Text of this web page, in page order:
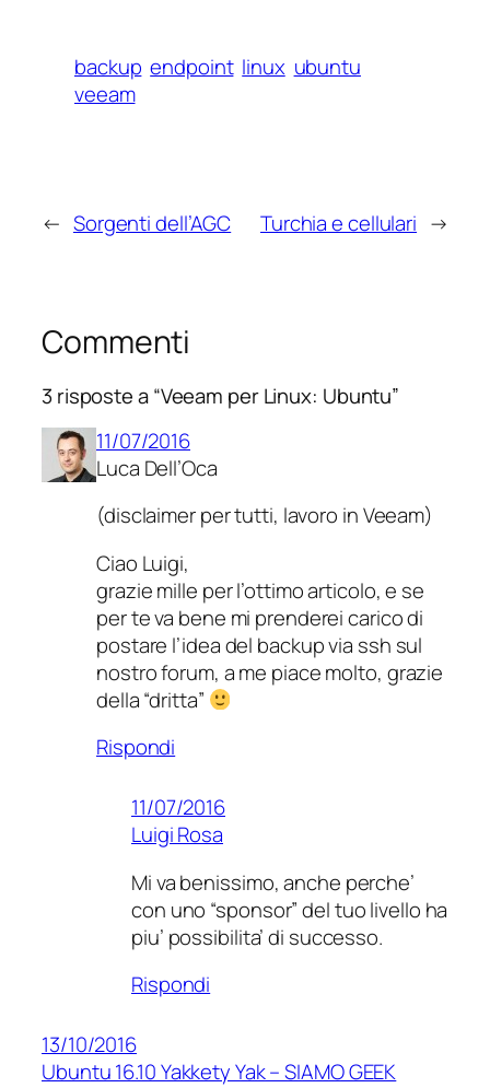
backup endpoint linux ubuntu
veeam
← Sorgenti dell’AGC Turchia e cellulari →
Commenti
3 risposte a “Veeam per Linux: Ubuntu”
11/07/2016
Luca Dell’Oca
(disclaimer per tutti, lavoro in Veeam)
Ciao Luigi,
grazie mille per l’ottimo articolo, e se
per te va bene mi prenderei carico di
postare l’idea del backup via ssh sul
nostro forum, a me piace molto, grazie
della “dritta”
Rispondi
11/07/2016
Luigi Rosa
Mi va benissimo, anche perche’
con uno “sponsor” del tuo livello ha
piu’ possibilita’ di successo.
Rispondi
13/10/2016
Ubuntu 16.10 Yakkety Yak – SIAMO GEEK